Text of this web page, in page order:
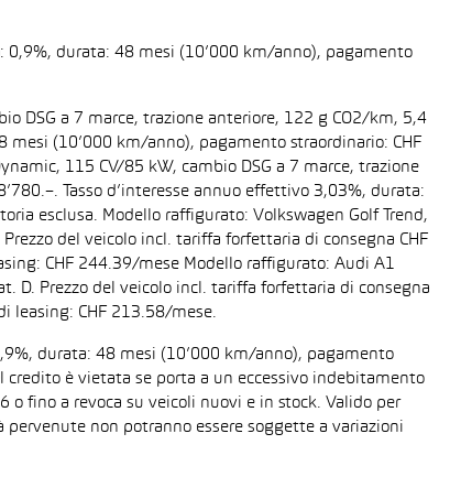
0,9%, durata: 48 mesi (10’000 km/anno), pagamento
DSG a 7 marce, trazione anteriore, 122 g CO2/km, 5,4
mesi (10’000 km/anno), pagamento straordinario: CHF
115 CV/85 kW, cambio DSG a 7 marce, trazione
Tasso d’interesse annuo effettivo 3,03%, durata:
esclusa. Modello raffigurato: Volkswagen Golf Trend,
del veicolo incl. tariffa forfettaria di consegna CHF
CHF 244.39/mese Modello raffigurato: Audi A1
D. Prezzo del veicolo incl. tariffa forfettaria di consegna
leasing: CHF 213.58/mese.
durata: 48 mesi (10’000 km/anno), pagamento
credito è vietata se porta a un eccessivo indebitamento
o fino a revoca su veicoli nuovi e in stock. Valido per
non potranno essere soggette a variazioni